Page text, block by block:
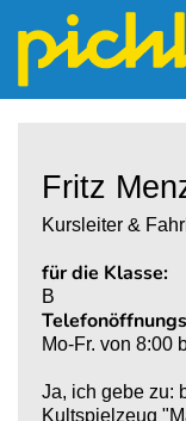
A - Scheine +
B - Scheine
C - Schein
F - Schein
Kursorte
Neufelden
Aigen-Schlägl
Service
Downloads
Kontakt
Fritz
Kursleiter &
für die Klasse:
B
Mo-Fr. von 8:00
Ja, ich gebe zu:
Kultspielzeug